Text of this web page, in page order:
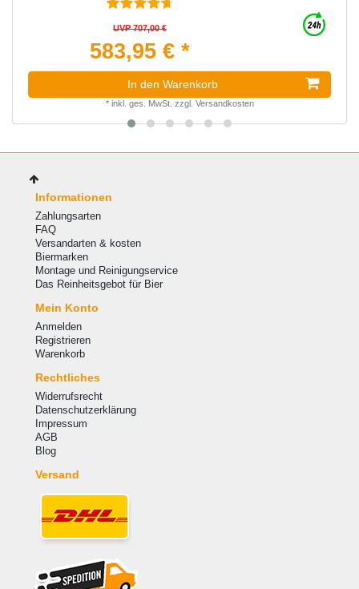
UVP 707,00 €
583,95 € *
In den Warenkorb
* inkl. ges. MwSt. zzgl. Versandkosten
Informationen
Zahlungsarten
FAQ
Versandarten & kosten
Biermarken
Montage und Reinigungservice
Das Reinheitsgebot für Bier
Mein Konto
Anmelden
Registrieren
Warenkorb
Rechtliches
Widerrufsrecht
Datenschutzerklärung
Impressum
AGB
Blog
Versand